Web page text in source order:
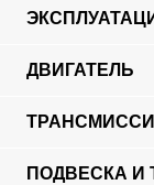
ДВИГАТЕЛЬ
ПОДВЕСКА И